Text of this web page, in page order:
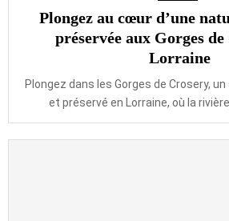
Plongez au cœur d’une
préservée aux Gorges
Lorraine
Plongez dans les Gorges de Crosery,
et préservé en Lorraine, où la